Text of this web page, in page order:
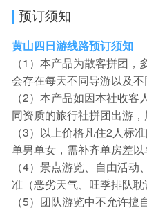
预订须知
黄山四日游线路预订须知
（1）本产品为散客拼团，
会存在每天不同导游以及
（2）本产品如因本社收
同资质的旅行社拼团出游，
（3）以上价格凡住2人标
单男单女，需补齐单房差以
（4）景点游览、自由活
准（恶劣天气、旺季排队耽
（5）团队游览中不允许